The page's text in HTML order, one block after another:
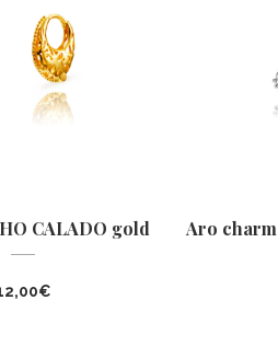
CALADO gold
€
Aro